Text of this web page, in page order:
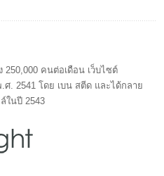
คนต่อเดือน เว็บไซต์
ศ. 2541 โดย เบน สตีด และได้กลาย
ในปี 2543